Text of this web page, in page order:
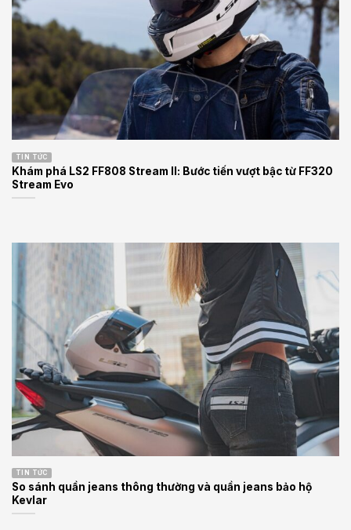
TIN TỨC
Khám phá LS2 FF808 Stream II: Bước tiến vượt bậc từ FF320
Stream Evo
TIN TỨC
So sánh quần jeans thông thường và quần jeans bảo hộ
Kevlar